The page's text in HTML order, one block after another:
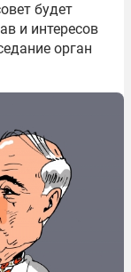
будет
и интересов
орган